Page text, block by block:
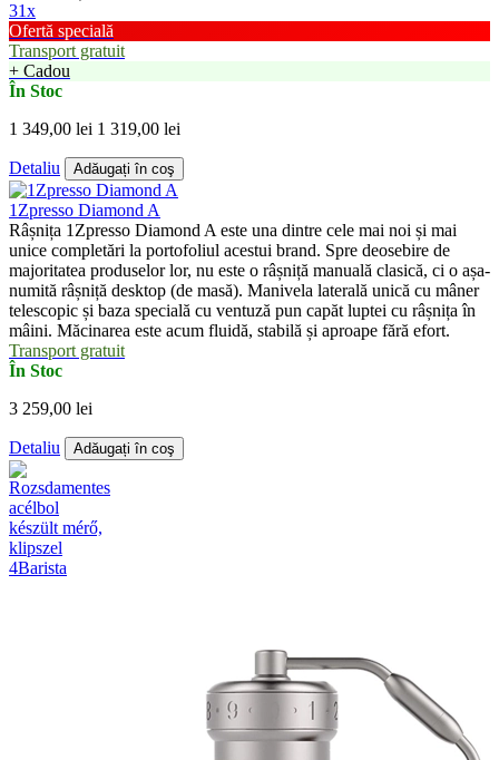
31x
Ofertă specială
Transport gratuit
+ Cadou
În Stoc
1 349,00 lei 1 319,00 lei
Detaliu Adăugați în coş
1Zpresso Diamond A
Râșnița 1Zpresso Diamond A este una dintre cele mai noi și mai
unice completări la portofoliul acestui brand. Spre deosebire de
majoritatea produselor lor, nu este o râșniță manuală clasică, ci o așa-
numită râșniță desktop (de masă). Manivela laterală unică cu mâner
telescopic și baza specială cu ventuză pun capăt luptei cu râșnița în
mâini. Măcinarea este acum fluidă, stabilă și aproape fără efort.
Transport gratuit
În Stoc
3 259,00 lei
Detaliu Adăugați în coş